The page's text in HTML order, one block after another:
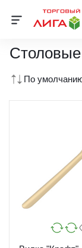
Одноразовая
По